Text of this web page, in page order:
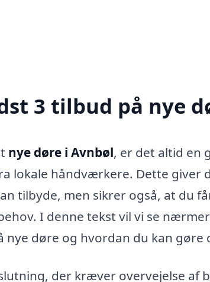
3 tilbud på nye
nye døre i Avnbøl, er det altid en
lokale håndværkere. Dette giver
tilbyde, men sikrer også, at du
I denne tekst vil vi se
døre og hvordan du kan gøre
der kræver overvejelse af